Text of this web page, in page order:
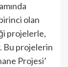
olan
projelerle,
Bu projelerin
Projesi’